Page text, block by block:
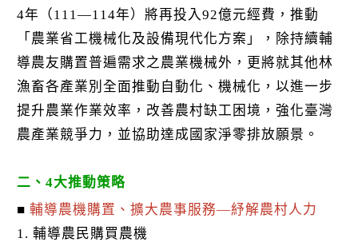
4年（111—114年）將再投入92億元經費，推動
「農業省工機械化及設備現代化方案」，除持續輔
導農友購置普遍需求之農業機械外，更將就其他林
漁畜各產業別全面推動自動化、機械化，以進一步
提升農業作業效率，改善農村缺工困境，強化臺灣
農產業競爭力，並協助達成國家淨零排放願景。
二、4大推動策略
■ 輔導農機購置、擴大農事服務—紓解農村人力
1. 輔導農民購買農機